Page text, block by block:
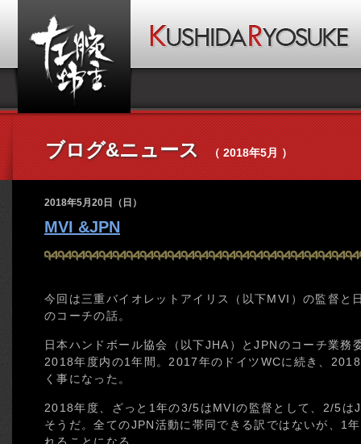
ブログ&ニュース （ 2018年5月 ）
2018年5月20日（日）
MVI &JPN
今回は三重バイオレットアイリス（以下MVI）の監督と
のコーチの話。
日本ハンドボール協会（以下JHA）とJPNのコーチ業務
2018年度内の1年間。2017年のドイツWCに続き、
く事になった。
2018年度、ざっと1年の3/5はMVIの監督として、2/5は
そうだ。全てのJPN活動に帯同できる訳ではないが、1